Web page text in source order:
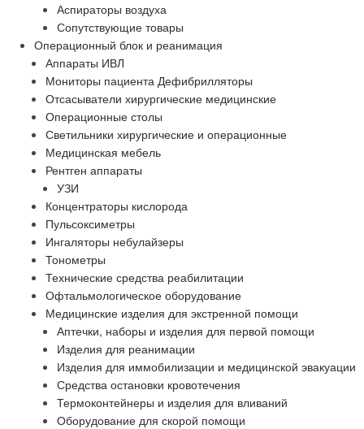
Аспираторы воздуха
Сопутствующие товары
Операционный блок и реанимация
Аппараты ИВЛ
Мониторы пациента Дефибрилляторы
Отсасыватели хирургические медицинские
Операционные столы
Светильники хирургические и операционные
Медицинская мебель
Рентген аппараты
УЗИ
Концентраторы кислорода
Пульсоксиметры
Ингаляторы небулайзеры
Тонометры
Технические средства реабилитации
Офтальмологическое оборудование
Медицинские изделия для экстренной помощи
Аптечки, наборы и изделия для первой помощи
Изделия для реанимации
Изделия для иммобилизации и медицинской эвакуации
Средства остановки кровотечения
Термоконтейнеры и изделия для вливаний
Оборудование для скорой помощи